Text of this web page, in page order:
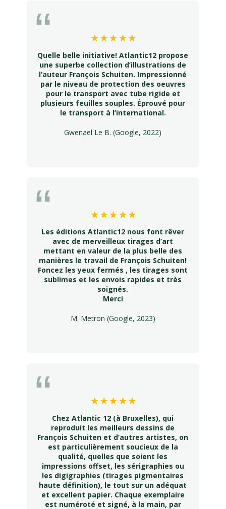
Quelle belle initiative! Atlantic12 propose
une superbe collection d’illustrations de
l’auteur François Schuiten. Impressionné
par le niveau de protection des oeuvres
pour le transport avec tube rigide et
plusieurs feuilles souples. Éprouvé pour
le transport à l’international.
Gwenael Le B. (Google, 2022)
Les éditions Atlantic12 nous font rêver
avec de merveilleux tirages d’art
mettant en valeur de la plus belle des
manières le travail de François Schuiten!
Foncez les yeux fermés , les tirages sont
sublimes et les envois rapides et très
soignés.
Merci
M. Metron (Google, 2023)
Chez Atlantic 12 (à Bruxelles), qui
reproduit les meilleurs dessins de
François Schuiten et d’autres artistes, on
est particulièrement soucieux de la
qualité, quelles que soient les
impressions offset, les sérigraphies ou
les digigraphies (tirages pigmentaires
haute définition), le tout sur un adéquat
et excellent papier. Chaque exemplaire
est numéroté et signé, à la main, par